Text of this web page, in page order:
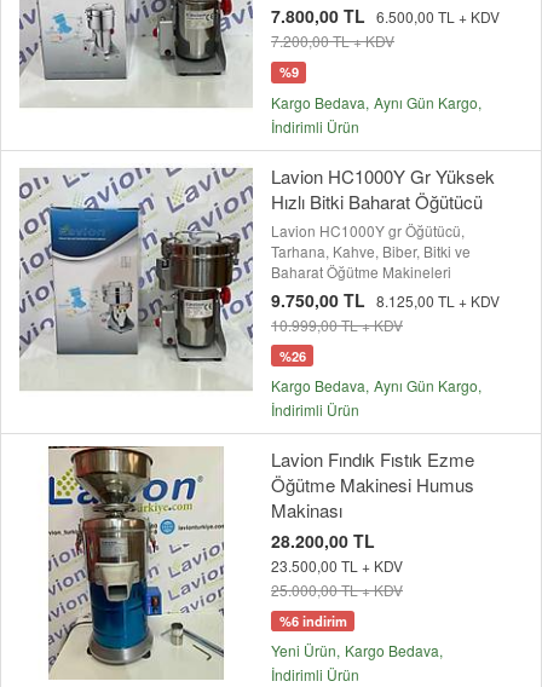
7.800,00 TL 6.500,00 TL + KDV
7.200,00 TL + KDV
%9
Kargo Bedava Aynı Gün Kargo
İndirimli Ürün
Lavion HC1000Y Gr Yüksek
Hızlı Bitki Baharat Öğütücü
Lavion HC1000Y gr Öğütücü,
Tarhana, Kahve, Biber, Bitki ve
Baharat Öğütme Makineleri
9.750,00 TL 8.125,00 TL + KDV
10.999,00 TL + KDV
%26
Kargo Bedava Aynı Gün Kargo
İndirimli Ürün
Lavion Fındık Fıstık Ezme
Öğütme Makinesi Humus
Makinası
28.200,00 TL
23.500,00 TL + KDV
25.000,00 TL + KDV
%6 indirim
Yeni Ürün Kargo Bedava
İndirimli Ürün